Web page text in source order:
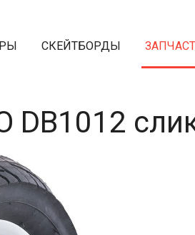
СКЕЙТБОРДЫ
DB1012